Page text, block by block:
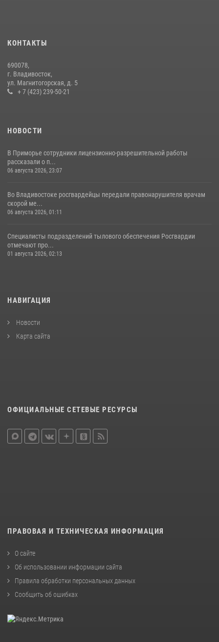
Во Владивостоке во дворе жилого дома сотрудники
вневедомственной охраны обнаружили запрещенные растения
29 июля 2026, 01:17
КОНТАКТЫ
690078,
г. Владивосток,
ул. Магнитогорская, д. 5
+ 7 (423) 239-50-21
НОВОСТИ
В Приморье сотрудники лицензионно-разрешительной работы
рассказали о п...
06 августа 2026, 23:07
Во Владивостоке росгвардейцы передали правонарушителя врачам
скорой ме...
06 августа 2026, 01:11
Специалисты подразделений тылового обеспечения Росгвардии
отмечают про...
01 августа 2026, 02:13
НАВИГАЦИЯ
Новости
Карта сайта
ОФИЦИАЛЬНЫЕ СЕТЕВЫЕ РЕСУРСЫ
ПРАВОВАЯ И ТЕХНИЧЕСКАЯ ИНФОРМАЦИЯ
О сайте
Об использовании информации сайта
Правила обработки персональных данных
Сообщить об ошибках